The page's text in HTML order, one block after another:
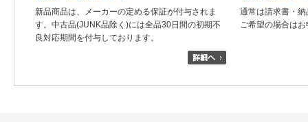
新品商品は、メーカーの定める保証が付与されま
す。中古品(JUNK品除く)には全品30日間の初期不
良対応期間を付与しております。
通常は請求書・
ご希望の場合は